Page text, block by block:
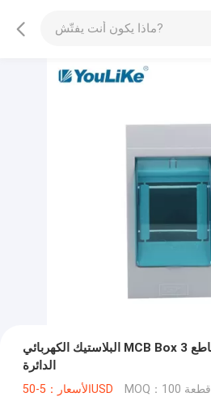
البلاستيك الكهربائي MCB Box 3 طريقة تصاعد السطح لقاطع
الدائرة
الأسعار：5-50USD MOQ：100 قطعة